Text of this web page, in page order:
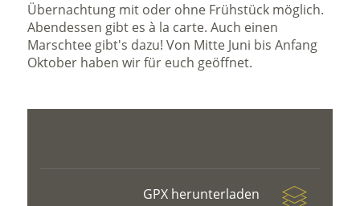
Übernachtung mit oder ohne Frühstück möglich.
Abendessen gibt es à la carte. Auch einen
Marschtee gibt's dazu! Von Mitte Juni bis Anfang
Oktober haben wir für euch geöffnet.
GPX herunterladen